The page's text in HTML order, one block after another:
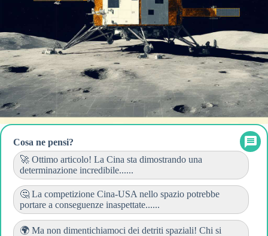
Cosa ne pensi?
🚀 Ottimo articolo! La Cina sta dimostrando una
determinazione incredibile......
🤔 La competizione Cina-USA nello spazio potrebbe
portare a conseguenze inaspettate......
🌍 Ma non dimentichiamoci dei detriti spaziali! Chi si